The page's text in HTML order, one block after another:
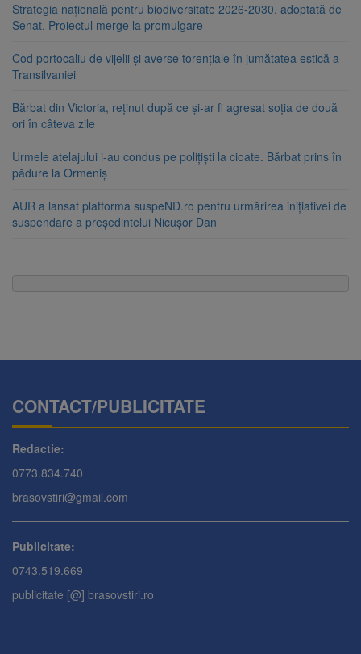
Strategia națională pentru biodiversitate 2026-2030, adoptată de
Senat. Proiectul merge la promulgare
Cod portocaliu de vijelii și averse torențiale în jumătatea estică a
Transilvaniei
Bărbat din Victoria, reținut după ce și-ar fi agresat soția de două
ori în câteva zile
Urmele atelajului i-au condus pe polițiști la cioate. Bărbat prins în
pădure la Ormeniș
AUR a lansat platforma suspeND.ro pentru urmărirea inițiativei de
suspendare a președintelui Nicușor Dan
CONTACT/PUBLICITATE
Redactie:
0773.834.740
brasovstiri@gmail.com
Publicitate:
0743.519.669
publicitate [@] brasovstiri.ro